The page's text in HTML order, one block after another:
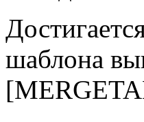
шаблона